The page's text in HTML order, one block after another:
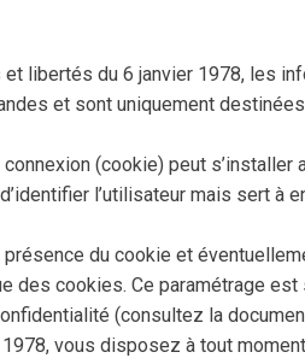
libertés du 6 janvier 1978, les
et sont uniquement
(cookie) peut s’installer
l’utilisateur mais sert
du cookie et
des cookies. Ce paramétrage
(consultez la
vous disposez à tout